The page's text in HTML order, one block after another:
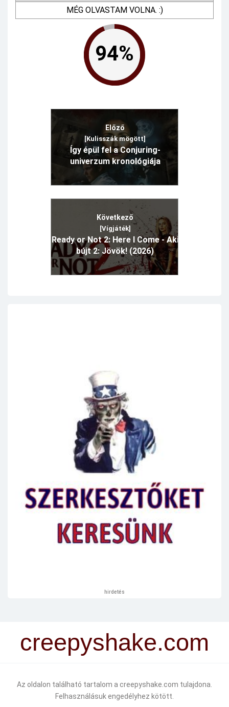
MÉG OLVASTAM VOLNA. :)
94%
Előző
[Kulisszák mögött]
Így épül fel a Conjuring-
univerzum kronológiája
Következő
[Vígjáték]
Ready or Not 2: Here I Come - Aki
bújt 2: Jövök! (2026)
hirdetés
creepyshake.com
Az oldalon található tartalom a creepyshake.com tulajdona.
Felhasználásuk engedélyhez kötött.